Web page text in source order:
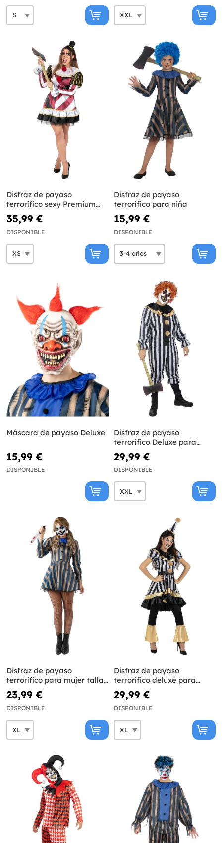
Disfraz de payaso
terrorífico sexy Premium
para mujer
35,99 €
DISPONIBLE
Disfraz de payaso
terrorífico para niña
15,99 €
DISPONIBLE
Máscara de payaso Deluxe
15,99 €
DISPONIBLE
Disfraz de payaso
terrorífico Deluxe para
hombre talla grande
29,99 €
DISPONIBLE
Disfraz de payaso
terrorífico para mujer talla
grande
23,99 €
DISPONIBLE
Disfraz de payaso
terrorífico deluxe para
mujer talla grande
29,99 €
DISPONIBLE